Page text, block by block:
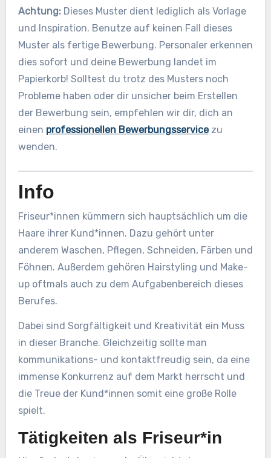
Achtung:Dieses Muster dient lediglich als Vorlage
und Inspiration. Benutze auf keinen Fall dieses
Muster als fertige Bewerbung. Personaler erkennen
dies sofort und deine Bewerbung landet im
Papierkorb! Solltest du trotz des Musters noch
Probleme haben oder dir unsicher beim Erstellen
der Bewerbung sein, empfehlen wir dir, dich an
einen professionellen Bewerbungsservicezu
wenden.
Info
Friseur*innen kümmern sich hauptsächlich um die
Haare ihrer Kund*innen. Dazu gehört unter
anderem Waschen, Pflegen, Schneiden, Färben und
Föhnen. Außerdem gehören Hairstyling und Make-
up oftmals auch zu dem Aufgabenbereich dieses
Berufes.
Dabei sind Sorgfältigkeit und Kreativität ein Muss
in dieser Branche. Gleichzeitig sollte man
kommunikations- und kontaktfreudig sein, da eine
immense Konkurrenz auf dem Markt herrscht und
die Treue der Kund*innen somit eine große Rolle
spielt.
Tätigkeiten als Friseur*in